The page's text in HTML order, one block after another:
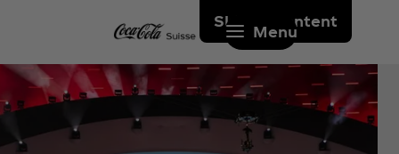
Skip to content
Menu